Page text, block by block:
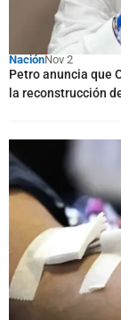
NaciónNov 2
Petro anuncia que
la reconstrucción